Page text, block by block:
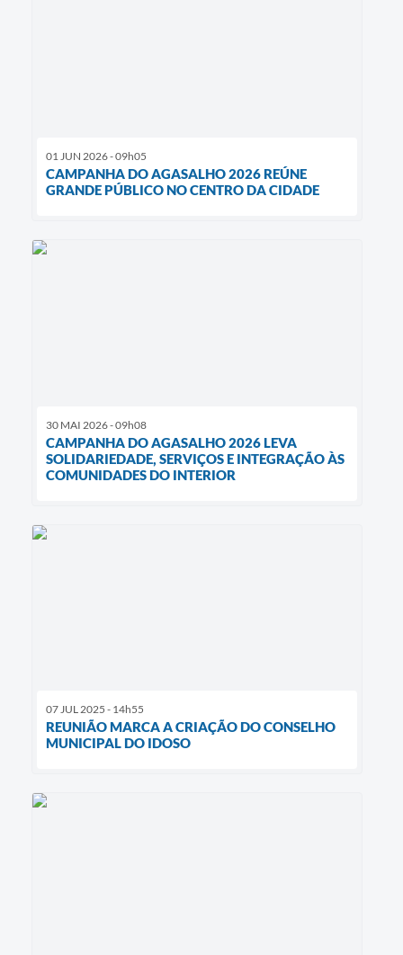
01 JUN 2026 - 09h05
CAMPANHA DO AGASALHO 2026 REÚNE
GRANDE PÚBLICO NO CENTRO DA CIDADE
30 MAI 2026 - 09h08
CAMPANHA DO AGASALHO 2026 LEVA
SOLIDARIEDADE, SERVIÇOS E INTEGRAÇÃO ÀS
COMUNIDADES DO INTERIOR
07 JUL 2025 - 14h55
REUNIÃO MARCA A CRIAÇÃO DO CONSELHO
MUNICIPAL DO IDOSO